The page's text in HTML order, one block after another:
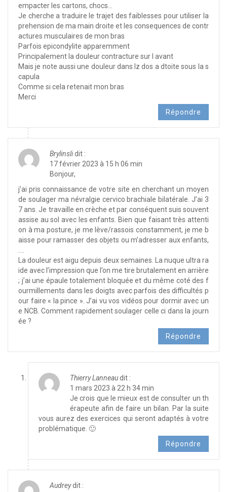
empacter les cartons, chocs…
Je cherche a traduire le trajet des faiblesses pour utiliser la
prehension de ma main droite et les consequences de contr
actures musculaires de mon bras
Parfois epicondylite apparemment
Principalement la douleur contracture sur l avant
Mais je note aussi une douleur dans lz dos a dtoite sous la s
capula
Comme si cela retenait mon bras
Merci
Répondre
Brylinslidit :
17 février 2023 à 15 h 06 min
Bonjour,
j’ai pris connaissance de votre site en cherchant un moyen
de soulager ma névralgie cervico brachiale bilatérale. J’ai 3
7 ans. Je travaille en crèche et par conséquent suis souvent
assise au sol avec les enfants. Bien que faisant très attenti
on à ma posture, je me lève/rassois constamment, je me b
aisse pour ramasser des objets ou m’adresser aux enfants,
La douleur est aigu depuis deux semaines. La nuque ultra ra
ide avec l’impression que l’on me tire brutalement en arrière
; j’ai une épaule totalement bloquée et du même coté des f
ourmillements dans les doigts avec parfois des difficultés p
our faire « la pince ». J’ai vu vos vidéos pour dormir avec un
e NCB. Comment rapidement soulager celle ci dans la journ
ée ?
Répondre
Thierry Lanneaudit :
1 mars 2023 à 22 h 34 min
Je crois que le mieux est de consulter un th
érapeute afin de faire un bilan. Par la suite
vous aurez des exercices qui seront adaptés à votre
problématique. 🙂
Répondre
Audreydit :